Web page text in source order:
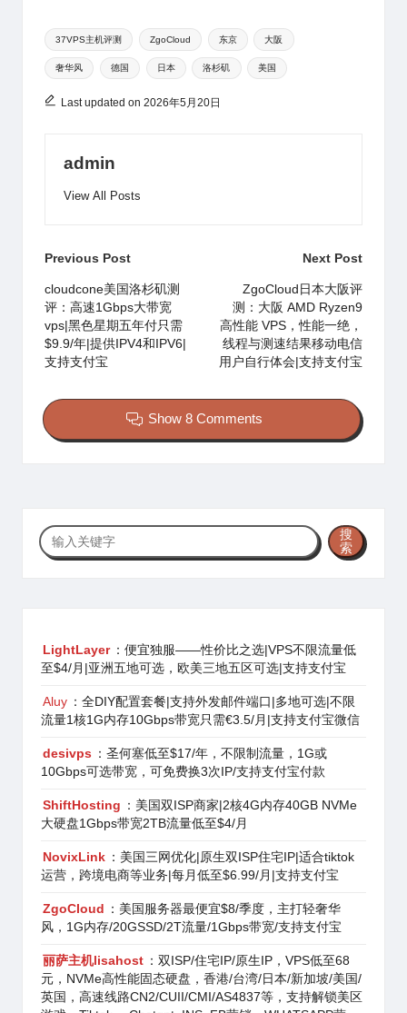
h
at
W
ei
b
o
b
a
n
s
A
p
p
e
b
o
a
d
s
e
Tags:
37VPS主机评测 ZgoCloud 东京 大阪
奢华风 德国 日本 洛杉矶 美国
Last updated on 2026年5月20日
admin
View All Posts
Post
navigation
Previous Post
cloudcone美国洛杉矶测
评：高速1Gbps大带宽
vps|黑色星期五年付只需
$9.9/年|提供IPV4和IPV6|
支持支付宝
Next Post
ZgoCloud日本大阪评
测：大阪 AMD Ryzen9
高性能 VPS，性能一绝，
线程与测速结果移动电信
用户自行体会|支持支付宝
Show 8 Comments
搜
索
搜
索
LightLayer ：便宜独服——性价比之选|VPS不限流量低
至$4/月|亚洲五地可选，欧美三地五区可选|支持支付宝
Aluy ：全DIY配置套餐|支持外发邮件端口|多地可选|不限
流量1核1G内存10Gbps带宽只需€3.5/月|支持支付宝微信
desivps ：圣何塞低至$17/年，不限制流量，1G或
10Gbps可选带宽，可免费换3次IP/支持支付宝付款
ShiftHosting ：美国双ISP商家|2核4G内存40GB NVMe
大硬盘1Gbps带宽2TB流量低至$4/月
NovixLink ：美国三网优化|原生双ISP住宅IP|适合tiktok
运营，跨境电商等业务|每月低至$6.99/月|支持支付宝
ZgoCloud
：美国服务器最便宜$8/季度，主打轻奢华
风，1G内存/20GSSD/2T流量/1Gbps带宽/支持支付宝
丽萨主机lisahost ：双ISP/住宅IP/原生IP，VPS低至68
元，NVMe高性能固态硬盘，香港/台湾/日本/新加坡/美国/
英国，高速线路CN2/CUII/CMI/AS4837等，支持解锁美区